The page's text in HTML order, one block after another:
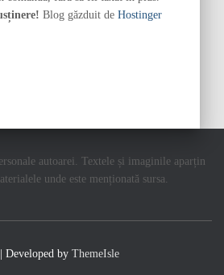
Blog găzduit de Hostinger
autoarei. Textele și imaginile aparțin
unde este menționată sursa.
Developed by ThemeIsle